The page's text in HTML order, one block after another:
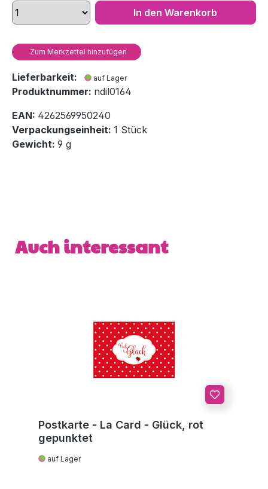
In den Warenkorb
Zum Merkzettel hinzufügen
Lieferbarkeit: auf Lager
Produktnummer: ndil0164
EAN: 4262569950240
Verpackungseinheit: 1 Stück
Gewicht: 9 g
Produktgalerie überspringen
Auch interessant
Postkarte - La Card - Glück, rot
gepunktet
auf Lager